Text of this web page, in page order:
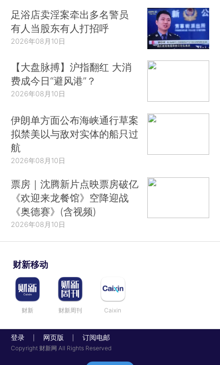
足浴店卖淫案牵出多名警员
有人当股东有人打招呼
2026年08月10日
【大盘脉搏】沪指翻红 大消
费成今日“避风港”？
2026年08月10日
伊朗单方面公布海峡通行草案
拟禁美以与敌对实体的船只过
航
2026年08月10日
票房｜沈腾新片点映票房破亿
《欢迎来龙餐馆》空降迎战
《奥德赛》(含视频)
2026年08月10日
财新移动
财新 财新周刊 Caixin
登录 网页版 订阅电邮
Copyright 财新网 All Rights Reserved